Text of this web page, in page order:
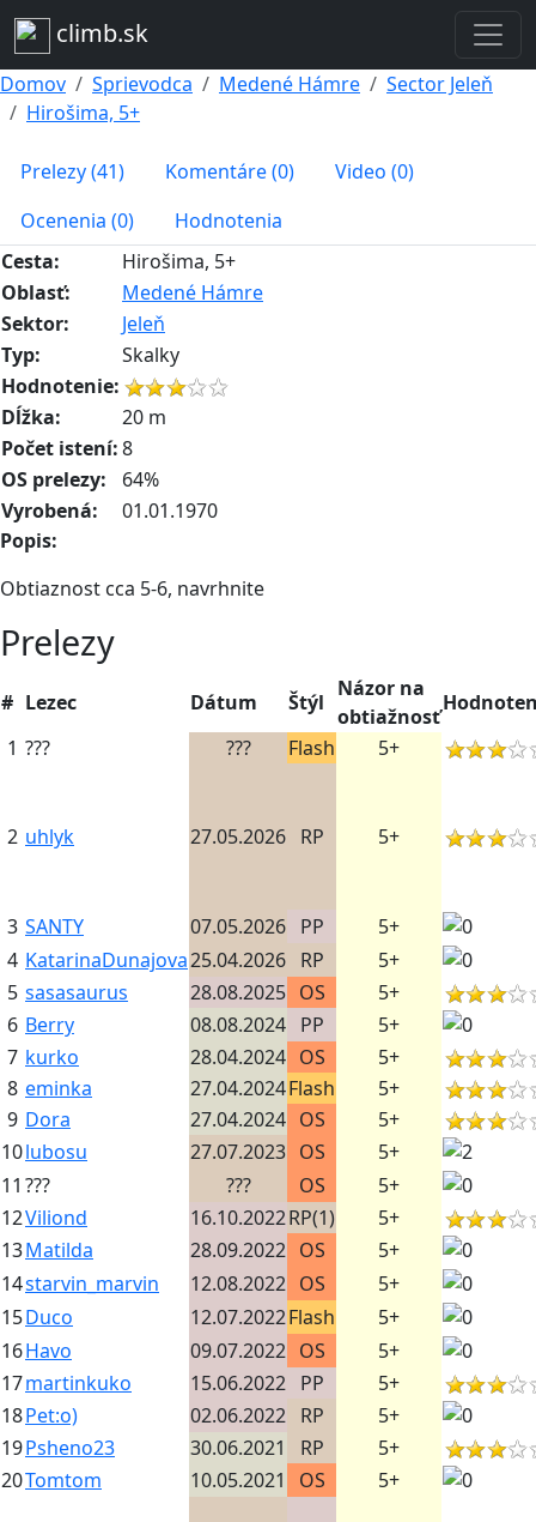
climb.sk
Domov Sprievodca Medené Hámre
Sector Jeleň
Hirošima, 5+
Prelezy (41) Komentáre (0)
Video (0)
Ocenenia (0)
Hodnotenia
Cesta:
Hirošima, 5+
Oblasť:
Medené Hámre
Sektor:
Jeleň
Typ:
Skalky
Hodnotenie:
Dĺžka:
20 m
Počet istení:8
OS prelezy:
64%
Vyrobená:
01.01.1970
Popis:
Obtiaznost cca 5-6, navrhnite
Prelezy
# Lezec Dátum Štýl
Názor na
obtiažnosť
1 ??? ??? Flash 5+
2 uhlyk 27.05.2026 RP 5+
3 SANTY 07.05.2026 PP
5+
4 KatarinaDunajova25.04.2026 RP
5+
5 sasasaurus 28.08.2025 OS
5+
6 Berry 08.08.2024 PP
5+
7 kurko 28.04.2024 OS
5+
8 eminka 27.04.2024Flash
5+
9 Dora 27.04.2024 OS
5+
10lubosu 27.07.2023 OS
5+
11 ??? ??? OS
5+
12Viliond 16.10.2022RP(1)
5+
13Matilda 28.09.2022 OS
5+
14starvin_marvin 12.08.2022 OS
5+
15Duco 12.07.2022Flash
5+
16Havo 09.07.2022 OS
5+
17martinkuko 15.06.2022 PP
5+
18Pet:o) 02.06.2022 RP
5+
19Psheno23 30.06.2021 RP
5+
20Tomtom 10.05.2021 OS 5+